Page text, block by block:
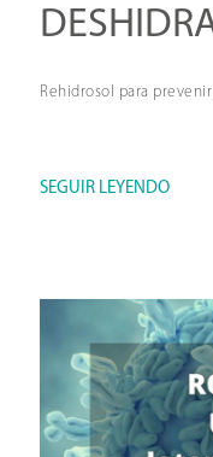
Rehidrosol para
SEGUIR LEYENDO